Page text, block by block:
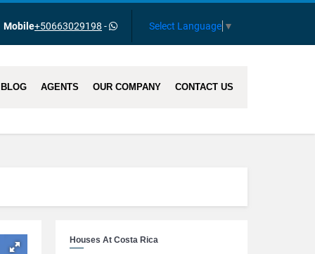
Mobile+50663029198 - Select Language ▼
BLOG AGENTS OUR COMPANY CONTACT US
Houses At Costa Rica